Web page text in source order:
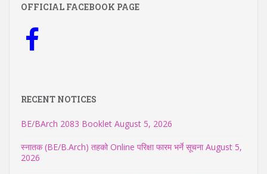
OFFICIAL FACEBOOK PAGE
RECENT NOTICES
BE/BArch 2083 Booklet August 5, 2026
स्नातक (BE/B.Arch) तहको Online परिक्षा फारम भर्ने सूचना August 5,
2026